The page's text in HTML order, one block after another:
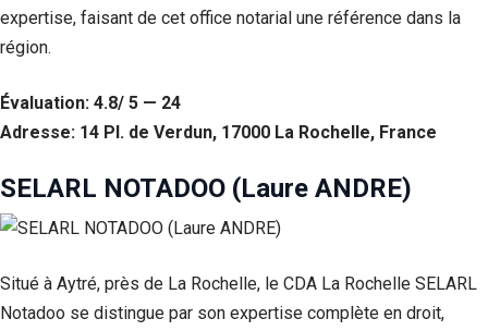
expertise, faisant de cet office notarial une référence dans la
région.
Évaluation: 4.8/ 5 — 24
Adresse: 14 Pl. de Verdun, 17000 La Rochelle, France
SELARL NOTADOO (Laure ANDRE)
Situé à Aytré, près de La Rochelle, le CDA La Rochelle SELARL
Notadoo se distingue par son expertise complète en droit,